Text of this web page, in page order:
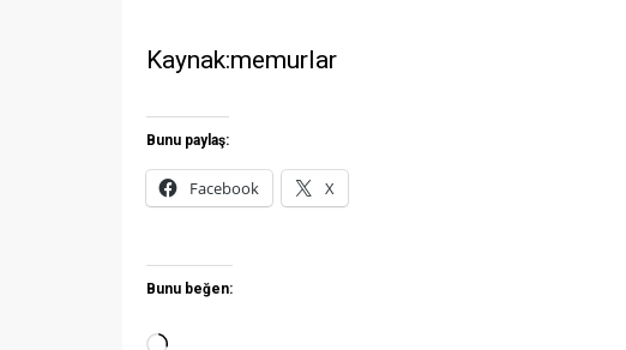
Kaynak:memurlar
Bunu paylaş:
Facebook X
Bunu beğen: